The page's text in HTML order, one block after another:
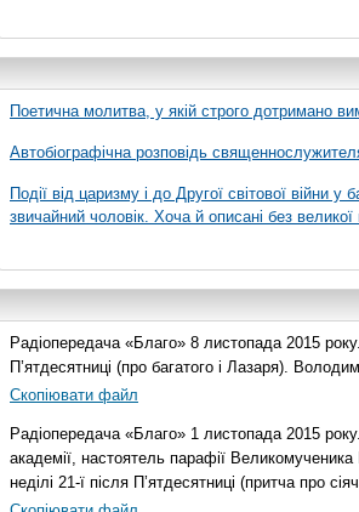
Поетична молитва, у якій строго дотримано
Автобіографічна розповідь
Події від царизму і до Другої світової війни
звичайний чоловік. Хоча й описані без
Радіопередача «Благо» 8 листопада 2015
П’ятдесятниці (про багатого і Лазаря).
Скопіювати файл
Радіопередача «Благо» 1 листопада 2015
академії, настоятель парафії
неділі 21-ї після П’ятдесятниці (притча про